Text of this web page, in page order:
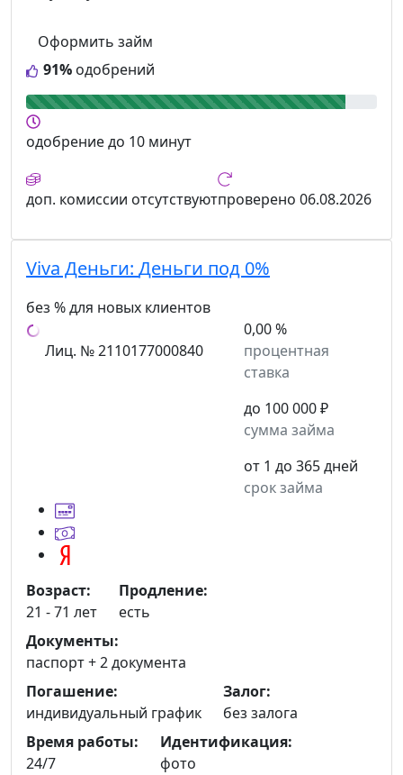
91% одобрений
Оформить займ
одобрениедо 10 минут
доп. комиссии отсутствуютпроверено 06.08.2026
Viva Деньги: Деньги под 0%
без % для новых клиентов
Лиц. № 2110177000840
0,00 %
процентная
ставка
до 100 000 ₽
сумма займа
от 1 до 365 дней
срок займа
Возраст:
21 - 71 лет
Продление:
есть
Документы:
паспорт +2 документа
Погашение:
индивидуальный график
Залог:
без залога
Время работы:
24/7
Идентификация:
фото